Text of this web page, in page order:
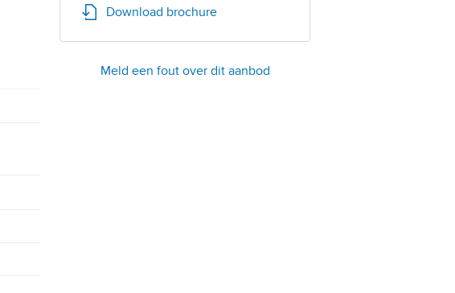
Download brochure
Meld een fout over dit aanbod